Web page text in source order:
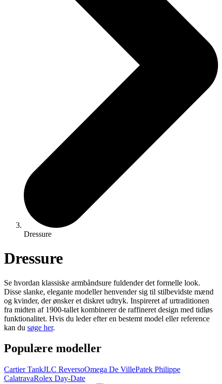
Dressure
Dressure
Se hvordan klassiske armbåndsure fuldender det formelle look.
Disse slanke, elegante modeller henvender sig til stilbevidste mænd
og kvinder, der ønsker et diskret udtryk. Inspireret af urtraditionen
fra midten af 1900-tallet kombinerer de raffineret design med tidløs
funktionalitet. Hvis du leder efter en bestemt model eller reference
kan du søge her.
Populære modeller
Cartier TankJLC ReversoOmega De VillePatek Philippe
CalatravaRolex Day-Date